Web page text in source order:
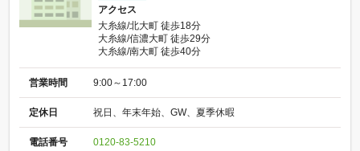
アクセス
大糸線/北大町 徒歩18分
大糸線/信濃大町 徒歩29分
大糸線/南大町 徒歩40分
営業時間 9:00～17:00
定休日 祝日、年末年始、GW、夏季休暇
電話番号 0120-83-5210